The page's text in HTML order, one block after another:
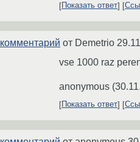
Показать ответ
комментарий от Demetrio
vse 1000 raz
anonymous (
Показать ответ